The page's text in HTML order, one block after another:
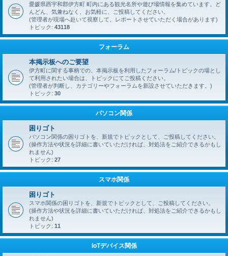
愛媛県西宇和郡伊方町 町内にある観光名所や遊び場情報を集めています。ど
んどん、気兼ねなく、お気軽に、ご投稿してください。
(管理者が現場へ赴いて視察して、レポートさせていただく場合があります)
トピック: 43118
フォーラム
本掲示板へのご要望
伊方町に関する事柄での、本掲示板を利用したフォーラム/トピックの場とし
て利用されたい場合は、トピックにてご投稿ください。
(管理者が判断し、カテゴリーやフォーラムを新設させていただきます。)
トピック: 30
パソコン関係
困りゴト
パソコン関係の困りゴトを、新規でトピックとして、ご投稿してください。
(操作方法や状況を詳細に書いていただければ、対処法をご紹介できるかもし
れません)
トピック: 27
スマホ関係
困りゴト
スマホ関係の困りゴトを、新規でトピックとして、ご投稿してください。
(操作方法や状況を詳細に書いていただければ、対処法をご紹介できるかもし
れません)
トピック: 11
IoTデバイス関係